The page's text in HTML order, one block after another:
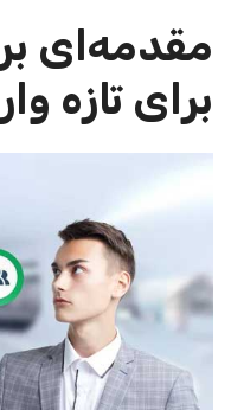
مقدمه‌ای
برای تازه